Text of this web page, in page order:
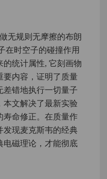
无规则无摩擦的布朗
在时空子的碰撞作用
统计属性, 它刻画物
要内容，证明了质量
差错地执行一切量子
本文解决了最新实验
寿命修正。在质量作
发现麦克斯韦的经典
电磁理论，才能彻底